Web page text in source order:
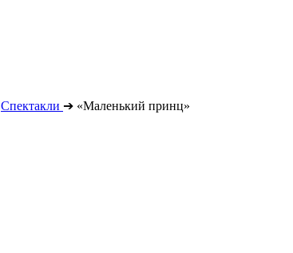
Спектакли ➔ «Маленький принц»